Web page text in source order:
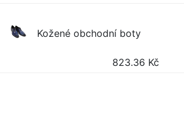
Kožené obchodní boty
823.36 Kč